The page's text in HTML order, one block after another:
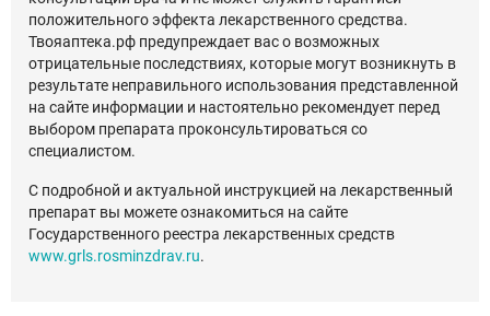
положительного эффекта лекарственного средства.
Твояаптека.рф предупреждает вас о возможных
отрицательные последствиях, которые могут возникнуть в
результате неправильного использования представленной
на сайте информации и настоятельно рекомендует перед
выбором препарата проконсультироваться со
специалистом.
С подробной и актуальной инструкцией на лекарственный
препарат вы можете ознакомиться на сайте
Государственного реестра лекарственных средств
www.grls.rosminzdrav.ru.